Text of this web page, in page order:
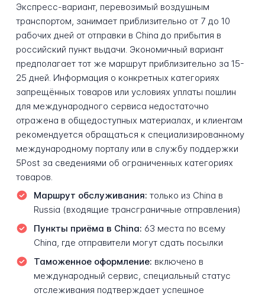
Экспресс-вариант, перевозимый воздушным
транспортом, занимает приблизительно от 7 до 10
рабочих дней от отправки в China до прибытия в
российский пункт выдачи. Экономичный вариант
предполагает тот же маршрут приблизительно за 15-
25 дней. Информация о конкретных категориях
запрещённых товаров или условиях уплаты пошлин
для международного сервиса недостаточно
отражена в общедоступных материалах, и клиентам
рекомендуется обращаться к специализированному
международному порталу или в службу поддержки
5Post за сведениями об ограниченных категориях
товаров.
Маршрут обслуживания: только из China в
Russia (входящие трансграничные отправления)
Пункты приёма в China: 63 места по всему
China, где отправители могут сдать посылки
Таможенное оформление: включено в
международный сервис, специальный статус
отслеживания подтверждает успешное